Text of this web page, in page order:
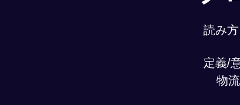
読み方
定義/
物